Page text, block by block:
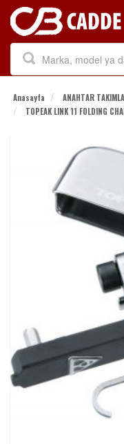
Anasayfa ANAHTAR
TOPEAK LINK 11 FOLDING